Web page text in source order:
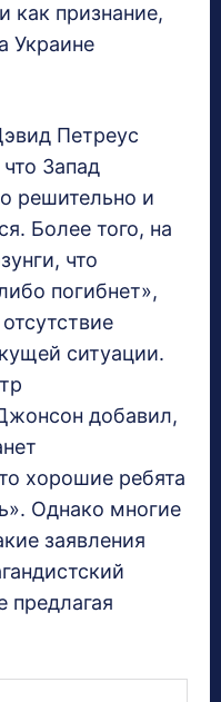
как признание,
Украине
Петреус
Запад
решительно и
Более того, на
что
погибнет»,
ситуации.
добавил,
хорошие ребята
Однако многие
заявления
предлагая